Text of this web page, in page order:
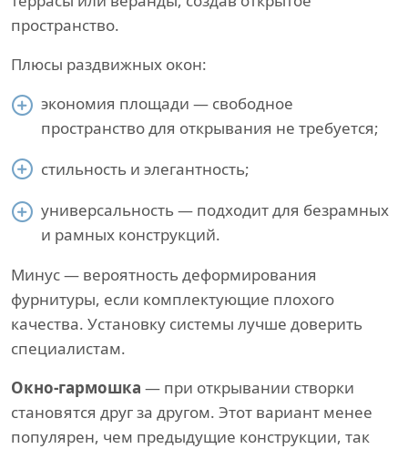
пространство.
Плюсы раздвижных окон:
экономия площади — свободное
пространство для открывания не требуется;
стильность и элегантность;
универсальность — подходит для безрамных
и рамных конструкций.
Минус — вероятность деформирования
фурнитуры, если комплектующие плохого
качества. Установку системы лучше доверить
специалистам.
Окно-гармошка — при открывании створки
становятся друг за другом. Этот вариант менее
популярен, чем предыдущие конструкции, так